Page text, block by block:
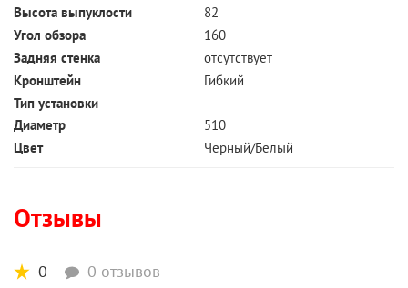
Высота выпуклости
82
Угол обзора
160
Задняя стенка
отсутствует
Кронштейн
Гибкий
Тип установки
Диаметр
510
Цвет
Черный/Белый
Отзывы
0 0 отзывов